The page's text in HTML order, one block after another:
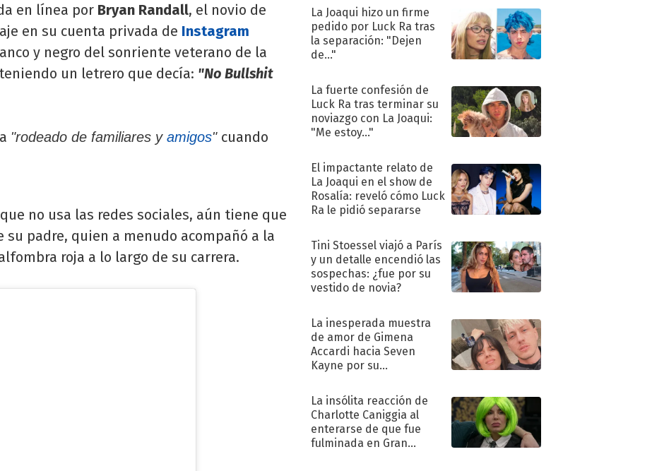
en línea por Bryan Randall, el novio de
en su cuenta privada de Instagram
y negro del sonriente veterano de la
un letrero que decía: "No Bullshit
"rodeado de familiares y amigos" cuando
no usa las redes sociales, aún tiene que
padre, quien a menudo acompañó a la
roja a lo largo de su carrera.
La Joaqui hizo un firme
pedido por Luck Ra tras
la separación: "Dejen
de..."
La fuerte confesión de
Luck Ra tras terminar su
noviazgo con La Joaqui:
"Me estoy..."
El impactante relato de
La Joaqui en el show de
Rosalía: reveló cómo Luck
Ra le pidió separarse
Tini Stoessel viajó a París
y un detalle encendió las
sospechas: ¿fue por su
vestido de novia?
La inesperada muestra
de amor de Gimena
Accardi hacia Seven
Kayne por su
La insólita reacción de
Charlotte Caniggia al
enterarse de que fue
fulminada en Gran